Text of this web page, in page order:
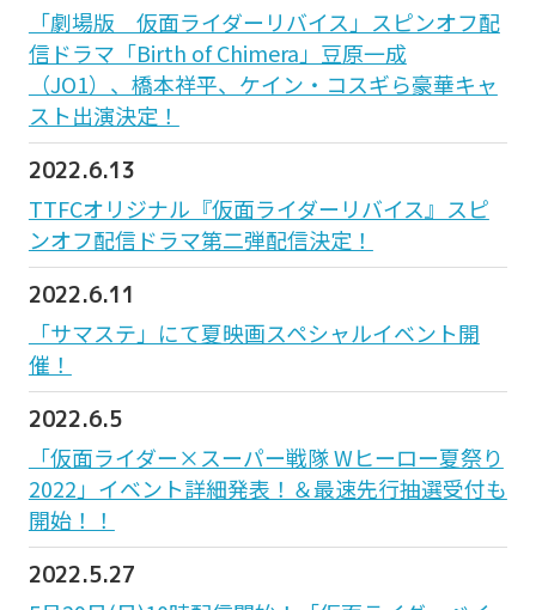
「劇場版 仮面ライダーリバイス」スピンオフ配
信ドラマ「Birth of Chimera」豆原一成
（JO1）、橋本祥平、ケイン・コスギら豪華キャ
スト出演決定！
2022.6.13
TTFCオリジナル『仮面ライダーリバイス』スピ
ンオフ配信ドラマ第二弾配信決定！
2022.6.11
「サマステ」にて夏映画スペシャルイベント開
催！
2022.6.5
「仮面ライダー×スーパー戦隊 Wヒーロー夏祭り
2022」イベント詳細発表！＆最速先行抽選受付も
開始！！
2022.5.27